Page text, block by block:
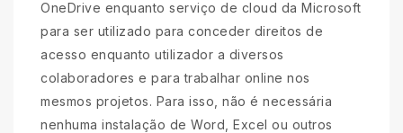
OneDrive enquanto serviço de cloud da Microsoft
para ser utilizado para conceder direitos de
acesso enquanto utilizador a diversos
colaboradores e para trabalhar online nos
mesmos projetos. Para isso, não é necessária
nenhuma instalação de Word, Excel ou outros